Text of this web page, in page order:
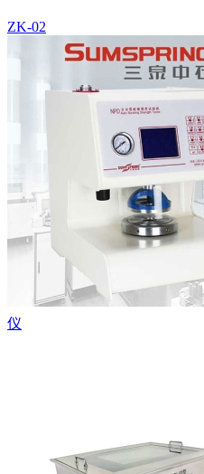
ZK-02
仪